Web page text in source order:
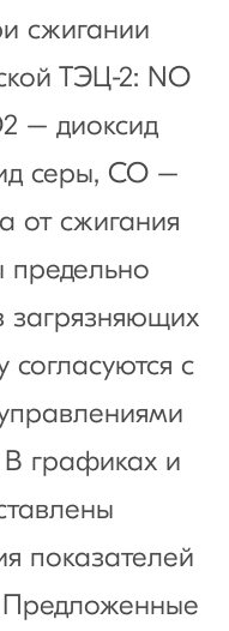
сжигании
ТЭЦ-2: NO
– диоксид
серы, СО –
от сжигания
предельно
загрязняющих
с
графиках и
показателей